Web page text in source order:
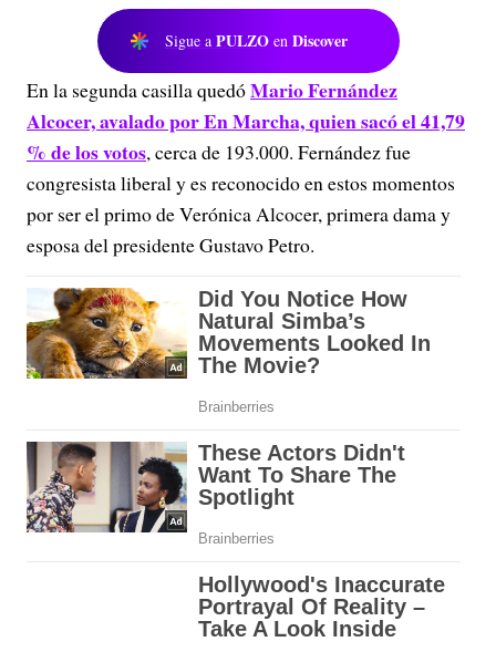
Sigue a PULZO en Discover
En la segunda casilla quedóMario Fernández
Alcocer, avalado por En Marcha, quien sacó el 41,79
% de los votos, cerca de 193.000. Fernández fue
congresista liberal y es reconocido en estos momentos
por ser el primo de Verónica Alcocer, primera dama y
esposa del presidente Gustavo Petro.